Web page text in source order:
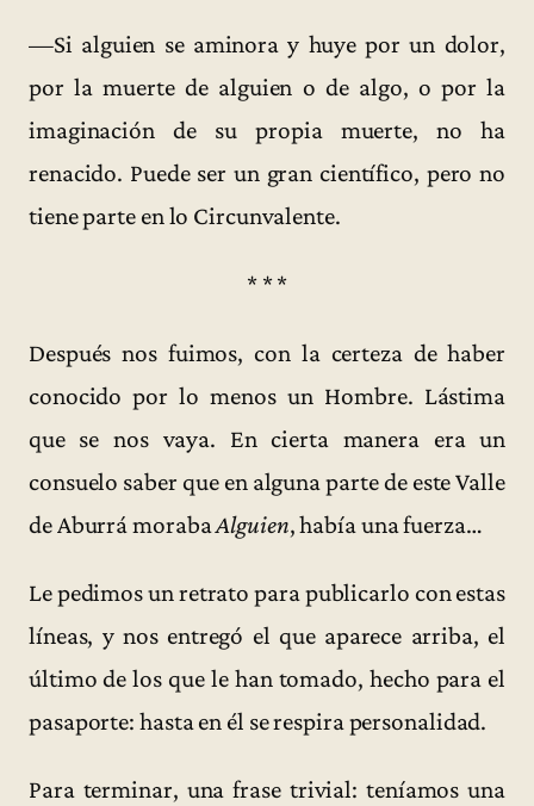
—Si alguien se aminora y huye por un dolor,
por la muerte de alguien o de algo, o por la
imaginación de su propia muerte, no ha
renacido. Puede ser un gran científico, pero no
tiene parte en lo Circunvalente.
* * *
Después nos fuimos, con la certeza de haber
conocido por lo menos un Hombre. Lástima
que se nos vaya. En cierta manera era un
consuelo saber que en alguna parte de este Valle
de Aburrá morabaAlguien, había una fuerza…
Le pedimos un retrato para publicarlo con estas
líneas, y nos entregó el que aparece arriba, el
último de los que le han tomado, hecho para el
pasaporte: hasta en él se respira personalidad.
Para terminar, una frase trivial: teníamos una